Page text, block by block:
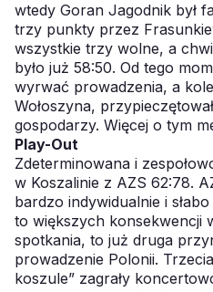
wtedy Goran Jagodnik był
trzy punkty przez
wszystkie trzy wolne, a
było już 58:50. Od tego
wyrwać prowadzenia, a
Wołoszyna,
gospodarzy. Więcej o tym
Play-Out
Zdeterminowana i
w Koszalinie z AZS 62:78.
bardzo indywidualnie i
to większych konsekwencji
spotkania, to już druga
prowadzenie Polonii.
koszule” zagrały